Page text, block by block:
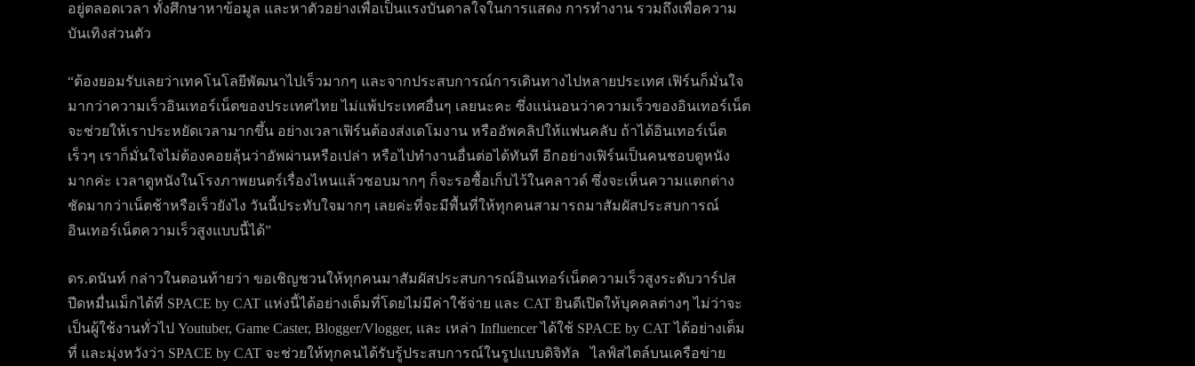
อยู่ตลอดเวลา ทั้งศึกษาหาข้อมูล และหาตัวอย่างเพื่อเป็นแรงบันดาลใจในการแสดง การทำงาน รวมถึงเพื่อความ
บันเทิงส่วนตัว
“ต้องยอมรับเลยว่าเทคโนโลยีพัฒนาไปเร็วมากๆ และจากประสบการณ์การเดินทางไปหลายประเทศ เฟิร์นก็มั่นใจ
มากว่าความเร็วอินเทอร์เน็ตของประเทศไทย ไม่แพ้ประเทศอื่นๆ เลยนะคะ ซึ่งแน่นอนว่าความเร็วของอินเทอร์เน็ต
จะช่วยให้เราประหยัดเวลามากขึ้น อย่างเวลาเฟิร์นต้องส่งเดโมงาน หรืออัพคลิปให้แฟนคลับ ถ้าได้อินเทอร์เน็ต
เร็วๆ เราก็มั่นใจไม่ต้องคอยลุ้นว่าอัพผ่านหรือเปล่า หรือไปทำงานอื่นต่อได้ทันที อีกอย่างเฟิร์นเป็นคนชอบดูหนัง
มากค่ะ เวลาดูหนังในโรงภาพยนตร์เรื่องไหนแล้วชอบมากๆ ก็จะรอซื้อเก็บไว้ในคลาวด์ ซึ่งจะเห็นความแตกต่าง
ชัดมากว่าเน็ตช้าหรือเร็วยังไง วันนี้ประทับใจมากๆ เลยค่ะที่จะมีพื้นที่ให้ทุกคนสามารถมาสัมผัสประสบการณ์
อินเทอร์เน็ตความเร็วสูงแบบนี้ได้”
ดร.ดนันท์ กล่าวในตอนท้ายว่า ขอเชิญชวนให้ทุกคนมาสัมผัสประสบการณ์อินเทอร์เน็ตความเร็วสูงระดับวาร์ปส
ปีดหมื่นเม็กได้ที่ SPACE by CAT แห่งนี้ได้อย่างเต็มที่โดยไม่มีค่าใช้จ่าย และ CAT ยินดีเปิดให้บุคคลต่างๆ ไม่ว่าจะ
เป็นผู้ใช้งานทั่วไป Youtuber, Game Caster, Blogger/Vlogger, และ เหล่า Influencer ได้ใช้ SPACE by CAT ได้อย่างเต็ม
ที่ และมุ่งหวังว่า SPACE by CAT จะช่วยให้ทุกคนได้รับรู้ประสบการณ์ในรูปแบบดิจิทัล ไลฟ์สไตล์บนเครือข่าย